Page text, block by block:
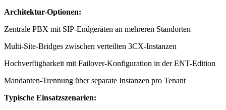
Architektur-Optionen:
Zentrale PBX mit SIP-Endgeräten an mehreren Standorten
Multi-Site-Bridges zwischen verteilten 3CX-Instanzen
Hochverfügbarkeit mit Failover-Konfiguration in der ENT-Edition
Mandanten-Trennung über separate Instanzen pro Tenant
Typische Einsatzszenarien: